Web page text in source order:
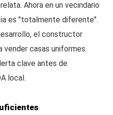
Ahora en un vecindario
es "totalmente diferente".
el constructor
casas uniformes.
clave antes de
local.